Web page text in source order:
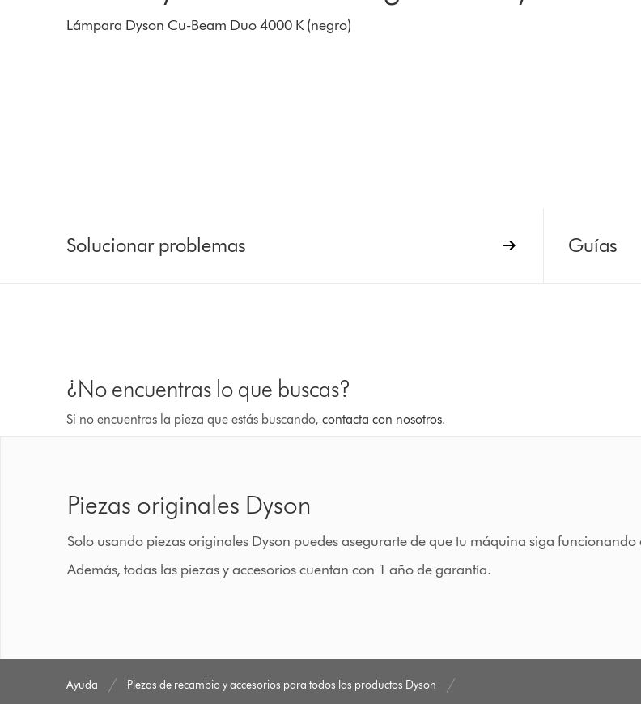
Lámpara Dyson Cu-Beam Duo 4000 K (negro)
Solucionar problemas Guías
¿No encuentras lo que buscas?
Si no encuentras la pieza que estás buscando,contacta con nosotros.
Piezas originales Dyson
Solo usando piezas originales Dyson puedes asegurarte de que tu máquina siga
Además, todas las piezas y accesorios cuentan con 1 año de garantía.
Ayuda Piezas de recambio y accesorios para todos los productos Dyson